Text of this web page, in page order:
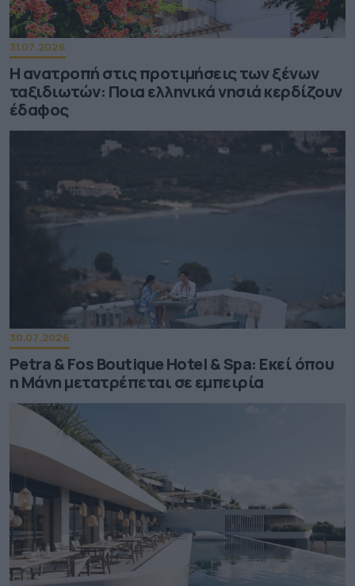
31.07.2026
Η ανατροπή στις προτιμήσεις των ξένων
ταξιδιωτών: Ποια ελληνικά νησιά κερδίζουν
έδαφος
30.07.2026
Petra & Fos Boutique Hotel & Spa: Εκεί όπου
η Μάνη μετατρέπεται σε εμπειρία